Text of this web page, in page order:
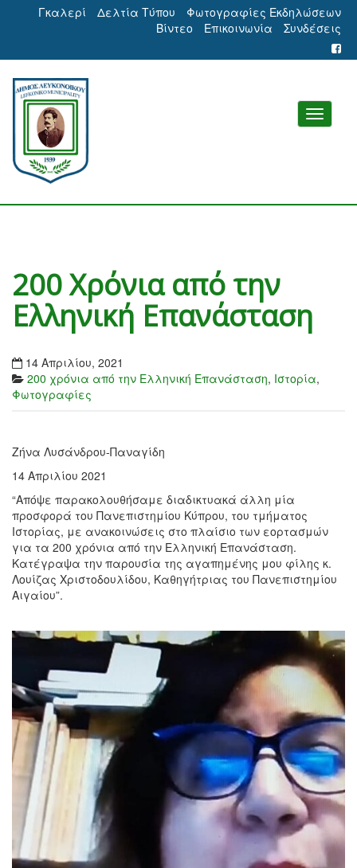
Γκαλερί Δελτία Τύπου
Φωτογραφίες Εκδηλώσεων
Βίντεο
Επικοινωνία Συνδέσεις
200 Χρόνια από την
Ελληνική Επανάσταση
14 Απριλίου, 2021
200 χρόνια από την Ελληνική Επανάσταση, Ιστορία,
Φωτογραφίες
Ζήνα Λυσάνδρου-Παναγίδη
14 Απριλίου 2021
“Απόψε παρακολουθήσαμε διαδικτυακά άλλη μία
προσφορά του Πανεπιστημίου Κύπρου, του τμήματος
Ιστορίας, με ανακοινώσεις στο πλαίσιο των εορτασμών
για τα 200 χρόνια από την Ελληνική Επανάσταση.
Κατέγραψα την παρουσία της αγαπημένης μου φίλης κ.
Λουίζας Χριστοδουλίδου, Καθηγήτριας του Πανεπιστημίου
Αιγαίου”.